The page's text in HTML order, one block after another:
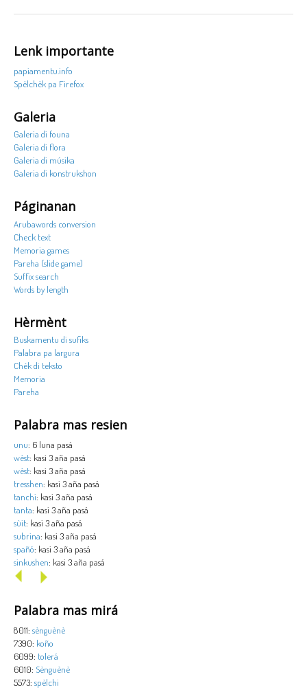
Lenk importante
papiamentu.info
Spèlchèk pa Firefox
Galeria
Galeria di founa
Galeria di flora
Galeria di músika
Galeria di konstrukshon
Páginanan
Arubawords conversion
Check text
Memoria games
Pareha (slide game)
Suffix search
Words by length
Hèrmènt
Buskamentu di sufiks
Palabra pa largura
Chèk di teksto
Memoria
Pareha
Palabra mas resien
unu: 6 luna pasá
wèst: kasi 3 aña pasá
wèst: kasi 3 aña pasá
tresshen: kasi 3 aña pasá
tanchi: kasi 3 aña pasá
tanta: kasi 3 aña pasá
sùit: kasi 3 aña pasá
subrina: kasi 3 aña pasá
spañó: kasi 3 aña pasá
sinkushen: kasi 3 aña pasá
Palabra mas mirá
8011: sènguènè
7390: koño
6099: tolerá
6010: Sènguènè
5573: spèlchi